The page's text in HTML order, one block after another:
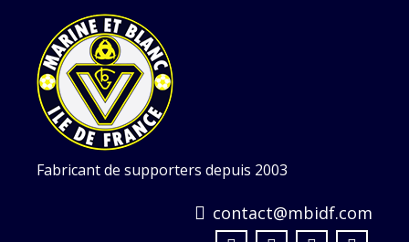
content
Fabricant de supporters depuis 2003
contact@mbidf.com